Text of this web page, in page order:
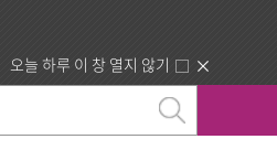
오늘 하루 이 창 열지 않기